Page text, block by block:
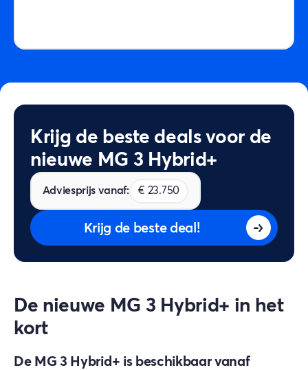
De nieuwe MG 3 Hybrid+ in het
kort
De MG 3 Hybrid+ is beschikbaar vanaf
Krijg de beste deals voor de
nieuwe MG 3 Hybrid+
Adviesprijs vanaf: € 23.750
Krijg de beste deal!